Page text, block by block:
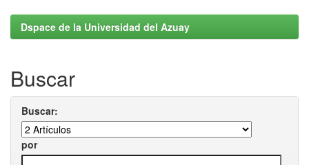
Dspace de la Universidad del Azuay
Buscar
Buscar:
por